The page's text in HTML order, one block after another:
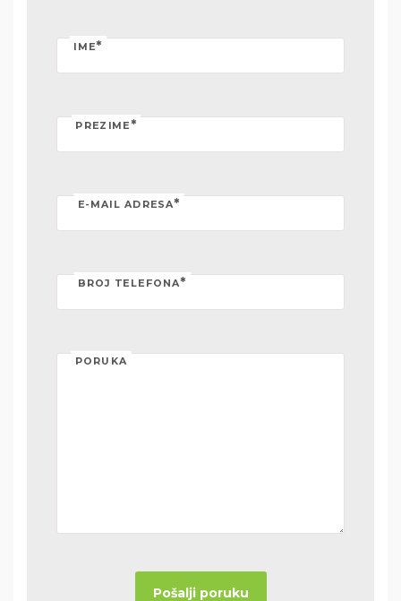
IME*
PREZIME *
E-MAIL ADRESA*
BROJ TELEFONA*
PORUKA